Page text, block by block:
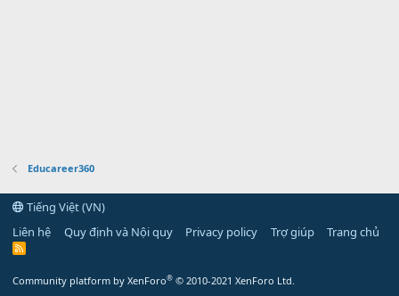
Educareer360
Tiếng Việt (VN)
Liên hệ
Quy định và Nội quy Privacy policy Trợ giúp Trang chủ
R
Community platform by XenForo® © 2010-2021 XenForo Ltd.